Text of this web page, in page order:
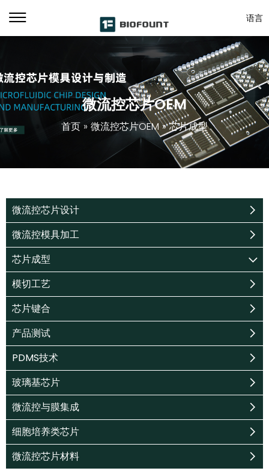
语言
微流控芯片OEM
首页 » 微流控芯片OEM » 芯片成型
微流控芯片设计
微流控模具加工
芯片成型
模切工艺
芯片键合
产品测试
PDMS技术
玻璃基芯片
微流控与膜集成
细胞培养类芯片
微流控芯片材料